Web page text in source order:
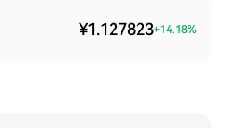
¥1.127823+14.18%